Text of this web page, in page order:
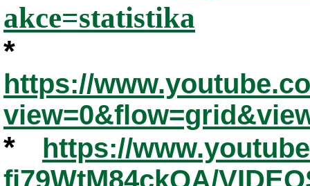
akce=statistika
*
https://
*
https://
fj79WtM84ckQA/